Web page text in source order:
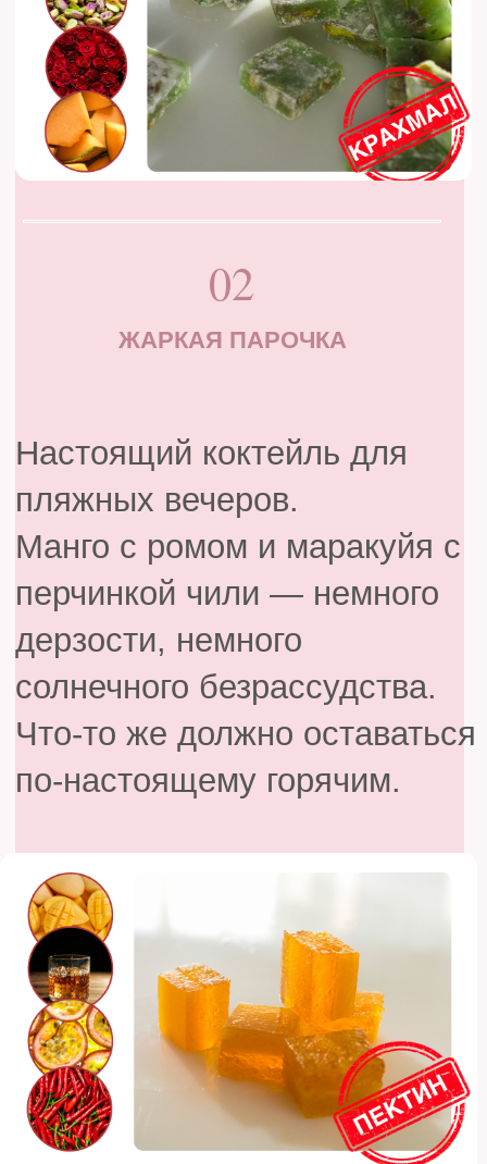
Да, именно они — вкус
знакомая с первых лет,
всяких условий.
Форма может быть любой,
но вы научитесь делать их
так, чтобы снова
почувствовать себя
ребёнком.
МИШКИ GUMMI BEAR
Непринуждённая роскошь,
о которой не все
ШОКОЛАДНЫЙ МАРМЕЛАД
06